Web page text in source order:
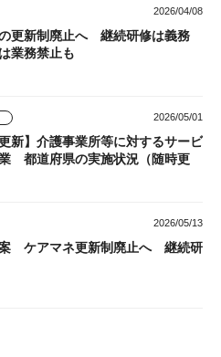
2026/04/08
更新制廃止へ 継続研修は義務
業務禁止も
2026/05/01
新】介護事業所等に対するサービ
都道府県の実施状況（随時更
2026/05/13
案 ケアマネ更新制廃止へ 継続研